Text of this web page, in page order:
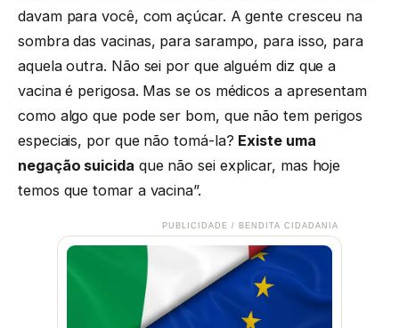
davam para você, com açúcar. A gente cresceu na
sombra das vacinas, para sarampo, para isso, para
aquela outra. Não sei por que alguém diz que a
vacina é perigosa. Mas se os médicos a apresentam
como algo que pode ser bom, que não tem perigos
especiais, por que não tomá-la? Existe uma
negação suicida que não sei explicar, mas hoje
temos que tomar a vacina”.
PUBLICIDADE / BENDITA CIDADANIA